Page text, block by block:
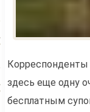
Корреспонденты
здесь еще одну
бесплатным